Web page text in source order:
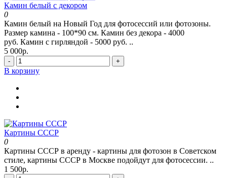
Камин белый с декором
0
Камин белый на Новый Год для фотосессий или фотозоны.
Размер камина - 100*90 см. Камин без декора - 4000
руб. Камин с гирляндой - 5000 руб. ..
5 000р.
- +
В корзину
Картины СССР
0
Картины СССР в аренду - картины для фотозон в Советском
стиле, картины СССР в Москве подойдут для фотосессии. ..
1 500р.